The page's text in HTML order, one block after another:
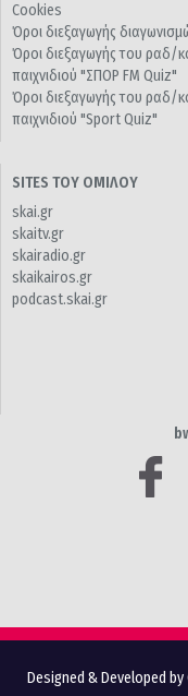
Cookies
Όροι διεξαγωγής
Όροι διεξαγωγής του ραδ/
παιχνιδιού "ΣΠΟΡ FM Quiz"
Όροι διεξαγωγής του ραδ/
παιχνιδιού "Sport Quiz"
SITES ΤΟΥ ΟΜΙΛΟΥ
skai.gr
skaitv.gr
skairadio.gr
skaikairos.gr
podcast.skai.gr
Designed & Developed by